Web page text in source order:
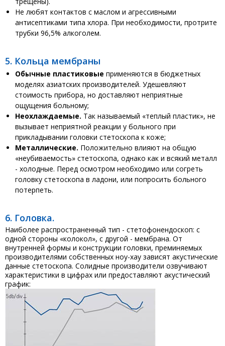
Не любят контактов с маслом и агрессивными
антисептиками типа хлора. При необходимости, протрите
трубки 96,5% алкоголем.
5. Кольца мембраны
Обычные пластиковые применяются в бюджетных
моделях азиатских производителей. Удешевляют
стоимость прибора, но доставляют неприятные
ощущения больному;
Неохлаждаемые. Так называемый «теплый пластик», не
вызывает неприятной реакции у больного при
прикладывании головки стетоскопа к коже;
Металлические. Положительно влияют на общую
«неубиваемость» стетоскопа, однако как и всякий металл
- холодные. Перед осмотром необходимо или согреть
головку стетоскопа в ладони, или попросить больного
потерпеть.
6. Головка.
Наиболее распространенный тип - стетофонендоскоп: с
одной стороны «колокол», с другой - мембрана. От
внутренней формы и конструкции головки, преминяемых
производителями собственных ноу-хау зависят акустические
данные стетоскопа. Солидные производители озвучивают
характеристики в цифрах или предоставляют акустический
график: